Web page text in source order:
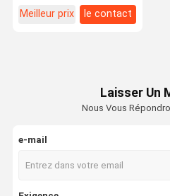
Visite De
Contrôle
Meilleur prix
le contact
Laisser Un
Nous Vous
e-mail